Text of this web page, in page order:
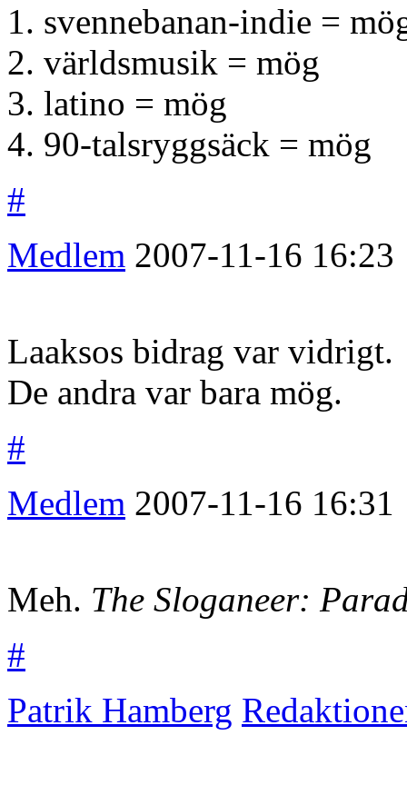
1. svennebanan-indie =
2. världsmusik = mög
3. latino = mög
4. 90-talsryggsäck = mög
#
Medlem 2007-11-16 16:23
Laaksos bidrag var vidrigt.
De andra var bara mög.
#
Medlem 2007-11-16 16:31
Meh. The Sloganeer:
#
Patrik Hamberg